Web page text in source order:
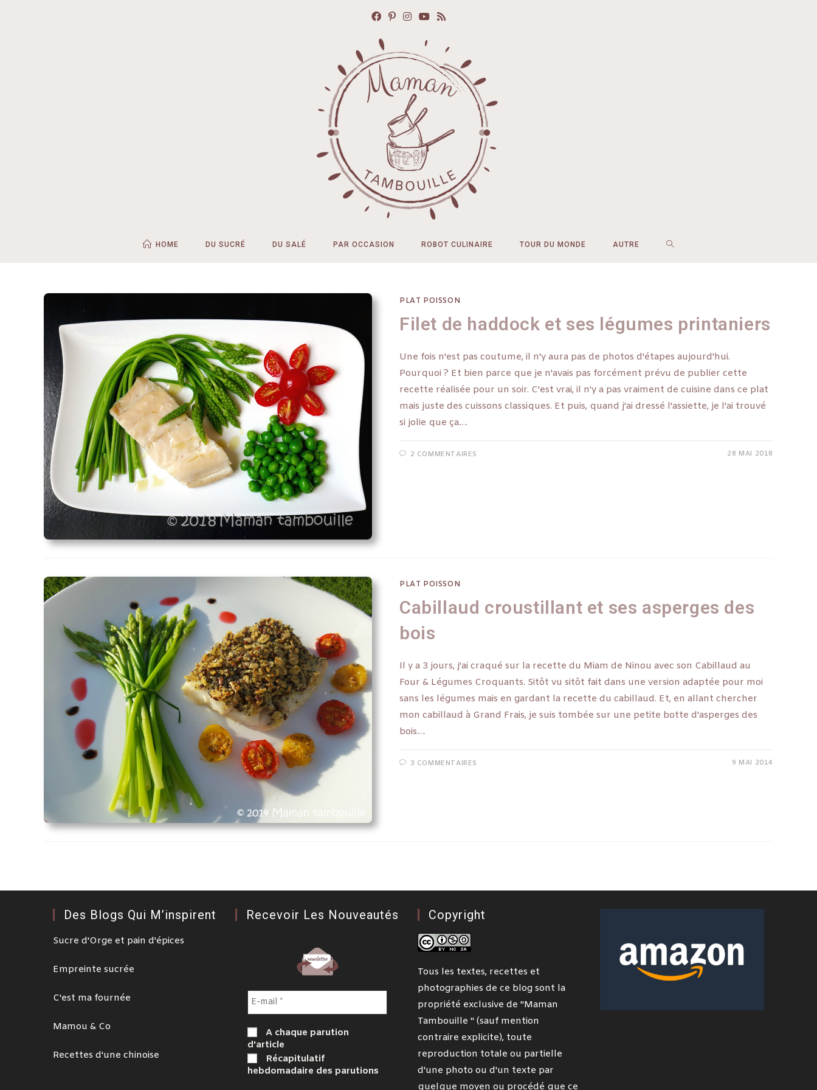
HOME DU SUCRÉ DU SALÉ PAR OCCASION ROBOT CULINAIRE TOUR DU MONDE AUTRE
PLAT POISSON
Filet de haddock et ses légumes printaniers
Une fois n'est pas coutume, il n'y aura pas de photos d'étapes aujourd'hui.
Pourquoi ? Et bien parce que je n'avais pas forcément prévu de publier cette
recette réalisée pour un soir. C'est vrai, il n'y a pas vraiment de cuisine dans ce plat
mais juste des cuissons classiques. Et puis, quand j'ai dressé l'assiette, je l'ai trouvé
si jolie que ça…
2 COMMENTAIRES 28 MAI 2018
PLAT POISSON
Cabillaud croustillant et ses asperges des
bois
Il y a 3 jours, j'ai craqué sur la recette du Miam de Ninou avec son Cabillaud au
Four & Légumes Croquants. Sitôt vu sitôt fait dans une version adaptée pour moi
sans les légumes mais en gardant la recette du cabillaud. Et, en allant chercher
mon cabillaud à Grand Frais, je suis tombée sur une petite botte d'asperges des
bois…
3 COMMENTAIRES 9 MAI 2014
Des Blogs Qui M’inspirent
Sucre d'Orge et pain d'épices
Empreinte sucrée
C'est ma fournée
Mamou & Co
Recettes d'une chinoise
Recevoir Les Nouveautés
A chaque parution
d'article
Récapitulatif
hebdomadaire des parutions
Copyright
Tous les textes, recettes et
photographies de ce blog sont la
propriété exclusive de "Maman
Tambouille " (sauf mention
contraire explicite), toute
reproduction totale ou partielle
d'une photo ou d'un texte par
quelque moyen ou procédé que ce